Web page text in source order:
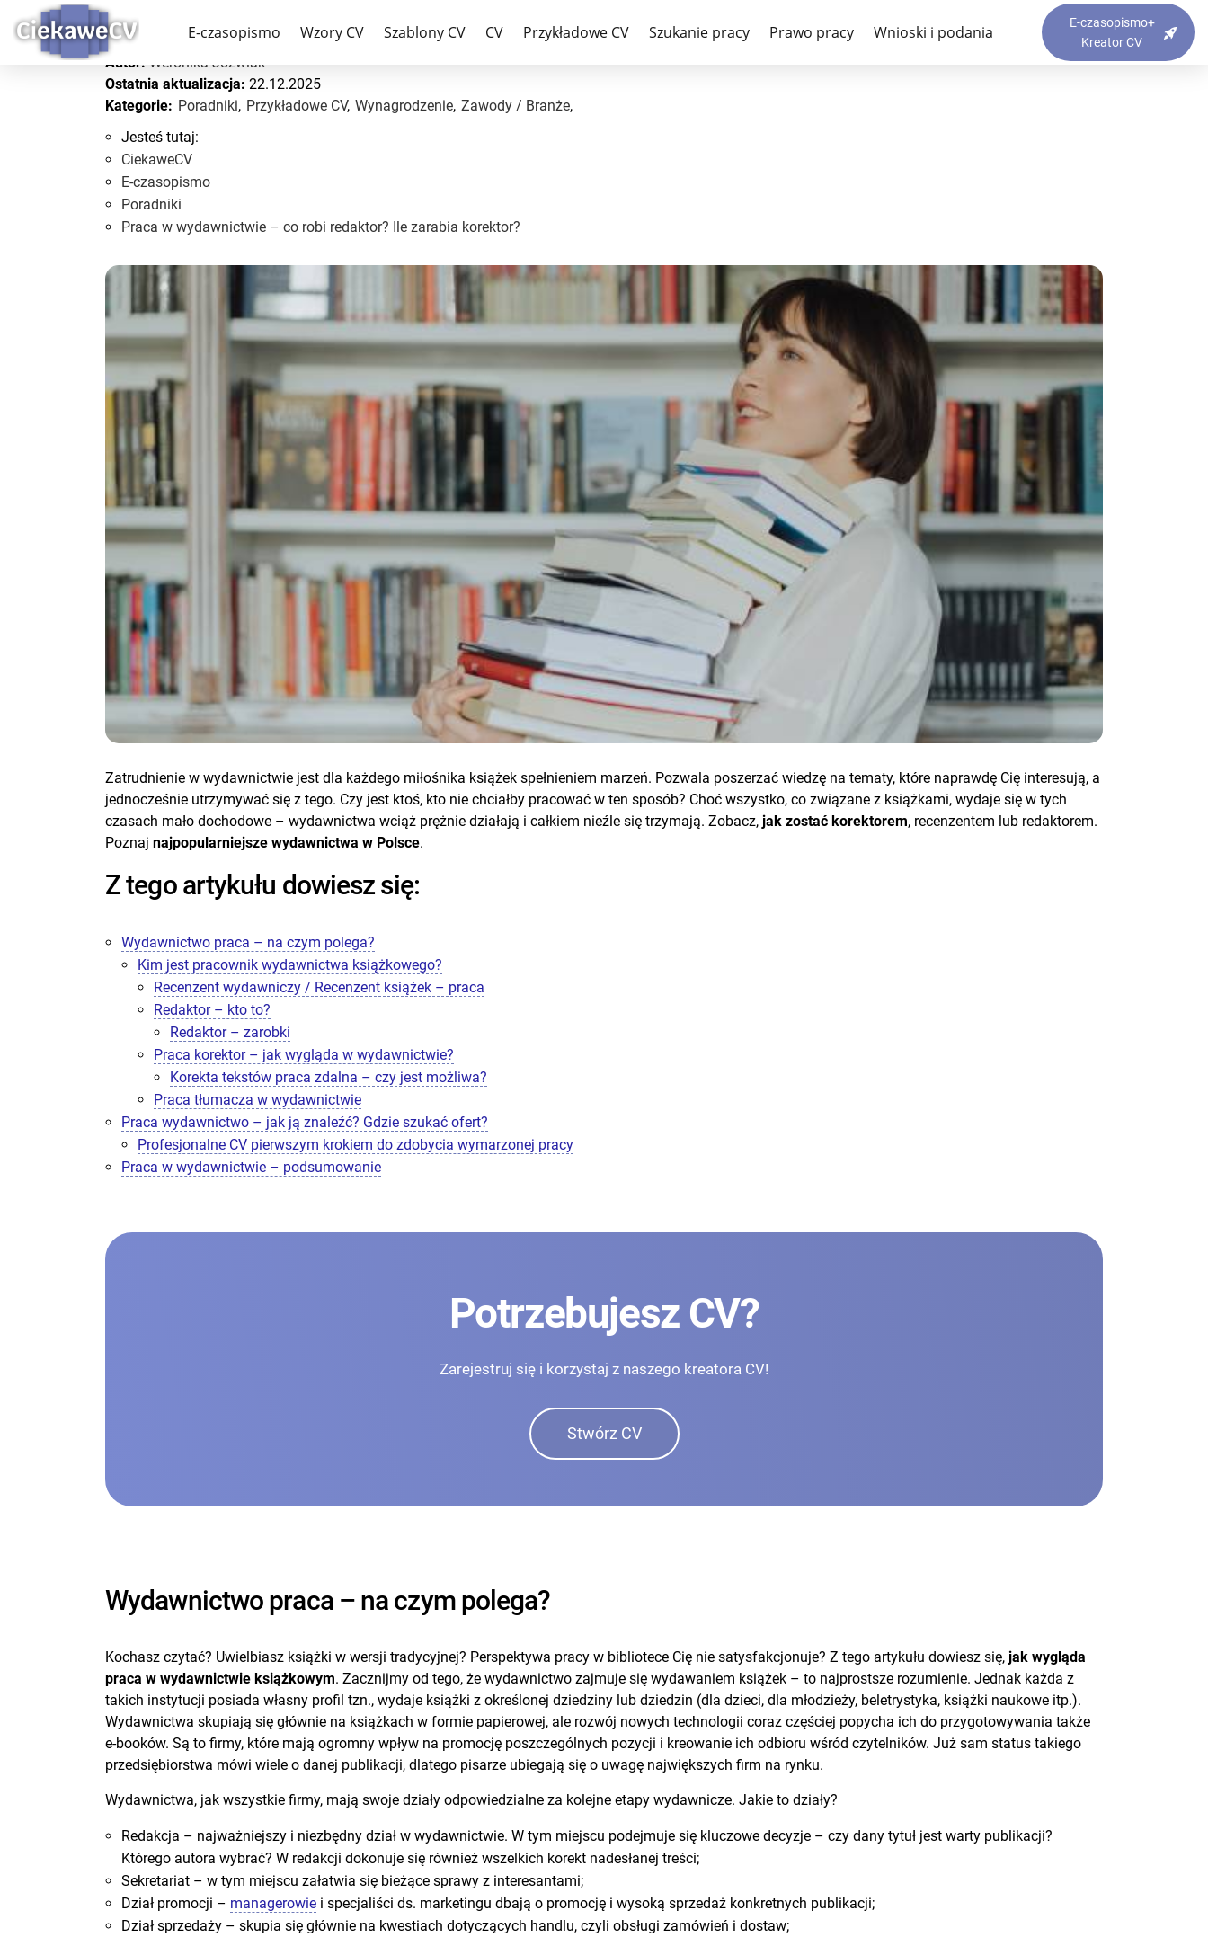
E-czasopismo Wzory CV Szablony CV CV Przykładowe CV Szukanie pracy Prawo pracy Wnioski i podania
E-czasopismo+
Kreator CV
Praca w wydawnictwie – co robi redaktor? Ile zarabia korektor?
Autor: Weronika Jóźwiak
Ostatnia aktualizacja: 22.12.2025
Kategorie: Poradniki, Przykładowe CV, Wynagrodzenie, Zawody / Branże,
Jesteś tutaj:
CiekaweCV
E-czasopismo
Poradniki
Praca w wydawnictwie – co robi redaktor? Ile zarabia korektor?
Zatrudnienie w wydawnictwie jest dla każdego miłośnika książek spełnieniem marzeń. Pozwala poszerzać wiedzę na tematy, które naprawdę Cię interesują, a
jednocześnie utrzymywać się z tego. Czy jest ktoś, kto nie chciałby pracować w ten sposób? Choć wszystko, co związane z książkami, wydaje się w tych
czasach mało dochodowe – wydawnictwa wciąż prężnie działają i całkiem nieźle się trzymają. Zobacz, jak zostać korektorem, recenzentem lub redaktorem.
Poznaj najpopularniejsze wydawnictwa w Polsce.
Z tego artykułu dowiesz się:
Wydawnictwo praca – na czym polega?
Kim jest pracownik wydawnictwa książkowego?
Recenzent wydawniczy / Recenzent książek – praca
Redaktor – kto to?
Redaktor – zarobki
Praca korektor – jak wygląda w wydawnictwie?
Korekta tekstów praca zdalna – czy jest możliwa?
Praca tłumacza w wydawnictwie
Praca wydawnictwo – jak ją znaleźć? Gdzie szukać ofert?
Profesjonalne CV pierwszym krokiem do zdobycia wymarzonej pracy
Praca w wydawnictwie – podsumowanie
Potrzebujesz CV?
Zarejestruj się i korzystaj z naszego kreatora CV!
Stwórz CV
Wydawnictwo praca – na czym polega?
Kochasz czytać? Uwielbiasz książki w wersji tradycyjnej? Perspektywa pracy w bibliotece Cię nie satysfakcjonuje? Z tego artykułu dowiesz się, jak wygląda
praca w wydawnictwie książkowym. Zacznijmy od tego, że wydawnictwo zajmuje się wydawaniem książek – to najprostsze rozumienie. Jednak każda z
takich instytucji posiada własny profil tzn., wydaje książki z określonej dziedziny lub dziedzin (dla dzieci, dla młodzieży, beletrystyka, książki naukowe itp.).
Wydawnictwa skupiają się głównie na książkach w formie papierowej, ale rozwój nowych technologii coraz częściej popycha ich do przygotowywania także
e-booków. Są to firmy, które mają ogromny wpływ na promocję poszczególnych pozycji i kreowanie ich odbioru wśród czytelników. Już sam status takiego
przedsiębiorstwa mówi wiele o danej publikacji, dlatego pisarze ubiegają się o uwagę największych firm na rynku.
Wydawnictwa, jak wszystkie firmy, mają swoje działy odpowiedzialne za kolejne etapy wydawnicze. Jakie to działy?
Redakcja – najważniejszy i niezbędny dział w wydawnictwie. W tym miejscu podejmuje się kluczowe decyzje – czy dany tytuł jest warty publikacji?
Którego autora wybrać? W redakcji dokonuje się również wszelkich korekt nadesłanej treści;
Sekretariat – w tym miejscu załatwia się bieżące sprawy z interesantami;
Dział promocji – managerowie i specjaliści ds. marketingu dbają o promocję i wysoką sprzedaż konkretnych publikacji;
Dział sprzedaży – skupia się głównie na kwestiach dotyczących handlu, czyli obsługi zamówień i dostaw;